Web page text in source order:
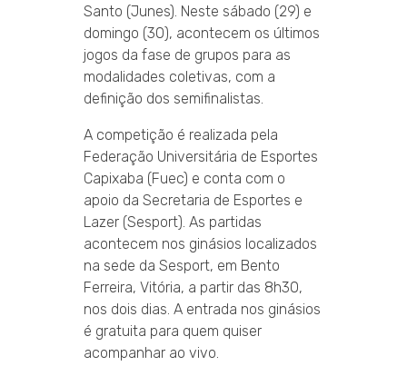
Santo (Junes). Neste sábado (29) e
domingo (30), acontecem os últimos
jogos da fase de grupos para as
modalidades coletivas, com a
definição dos semifinalistas.
A competição é realizada pela
Federação Universitária de Esportes
Capixaba (Fuec) e conta com o
apoio da Secretaria de Esportes e
Lazer (Sesport). As partidas
acontecem nos ginásios localizados
na sede da Sesport, em Bento
Ferreira, Vitória, a partir das 8h30,
nos dois dias. A entrada nos ginásios
é gratuita para quem quiser
acompanhar ao vivo.